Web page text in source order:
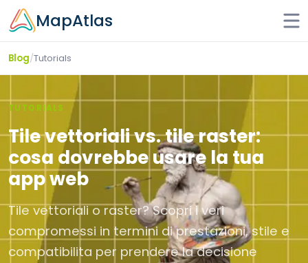
Skip to main content
MapAtlas
Blog/Tutorials
TUTORIALS
Tile vettoriali vs. tile raster:
cosa dovrebbe usare la tua
app web
Tile vettoriali o raster? Scopri i veri
compromessi in termini di prestazioni, stile e
compatibilita per prendere la decisione